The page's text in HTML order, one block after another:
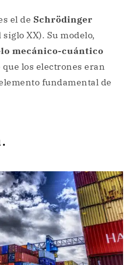
fundamental de
a las exportaciones de materia